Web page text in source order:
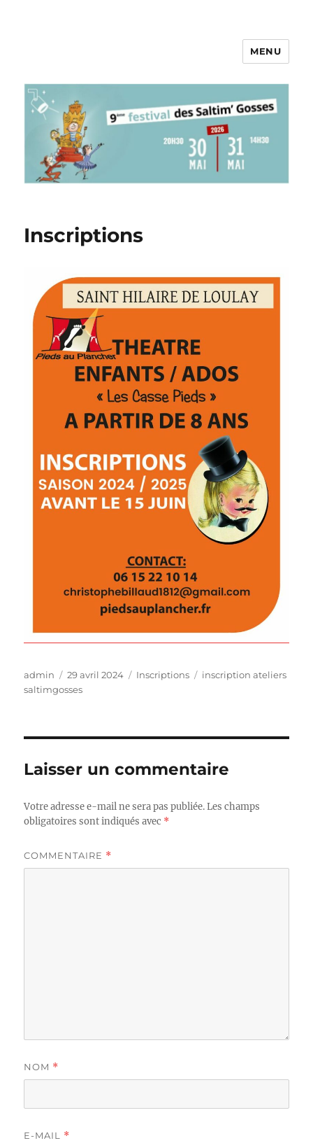
MENU
Inscriptions
Auteur
admin
Publié
le
29 avril 2024 Catégories
Inscriptions Étiquettes
inscription ateliers
saltimgosses
Laisser un commentaire
Votre adresse e-mail ne sera pas publiée. Les champs
obligatoires sont indiqués avec *
COMMENTAIRE *
NOM *
E-MAIL *